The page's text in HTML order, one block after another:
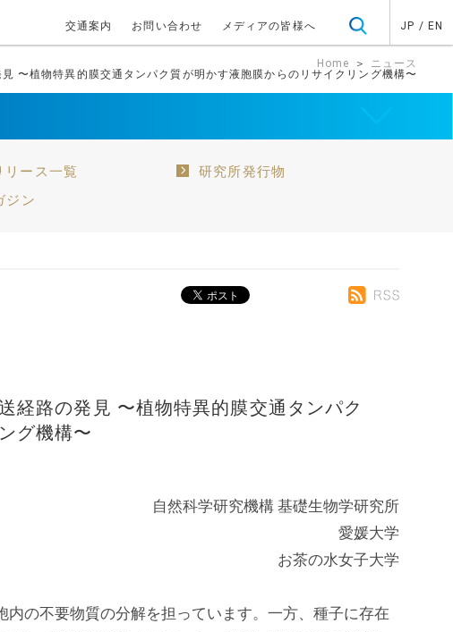
交通案内 お問い合わせ メディアの皆様へ JP / EN
Home ＞
ニュース
〜植物特異的膜交通タンパク質が明かす液胞膜からのリサイクリング機構〜
リース一覧
研究所発行物
ジン
経路の発見 〜植物特異的膜交通タンパク
グ機構〜
自然科学研究機構 基礎生物学研究所
愛媛大学
お茶の水女子大学
の不要物質の分解を担っています。一方、種子に存在